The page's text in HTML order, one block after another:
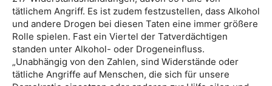
tätlichem Angriff. Es ist zudem festzustellen, dass Alkohol
und andere Drogen bei diesen Taten eine immer größere
Rolle spielen. Fast ein Viertel der Tatverdächtigen
standen unter Alkohol- oder Drogeneinfluss.
„Unabhängig von den Zahlen, sind Widerstände oder
tätliche Angriffe auf Menschen, die sich für unsere